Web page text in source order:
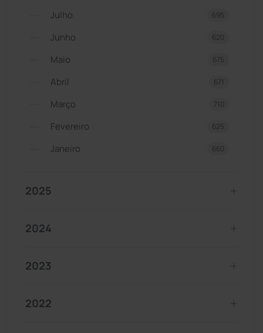
Julho 695
Junho 620
Maio 675
Abril 671
Março 710
Fevereiro 625
Janeiro 660
2025
2024
2023
2022